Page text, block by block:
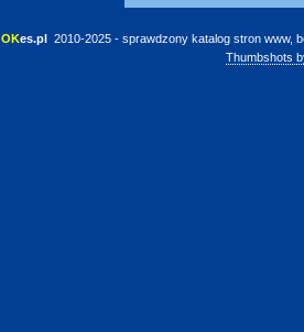
OKes.pl 2010-2025 - sprawdzony katalog stron www,
Thumbshots